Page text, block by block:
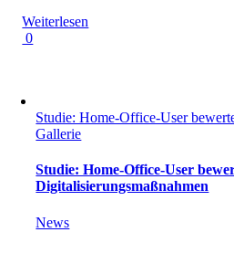
Weiterlesen
0
Studie: Home-Office-User
Gallerie
Studie: Home-Office-User
Digitalisierungsmaßnahmen
News